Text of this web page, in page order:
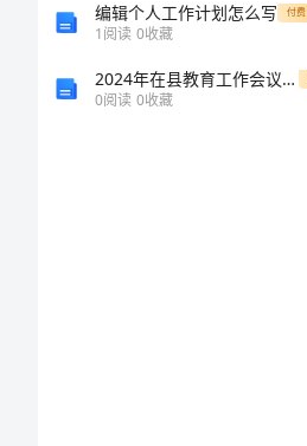
编辑个人工作计划怎么写 付费
1阅读 0收藏
2024年在县教育工作会议上的讲话
0阅读 0收藏